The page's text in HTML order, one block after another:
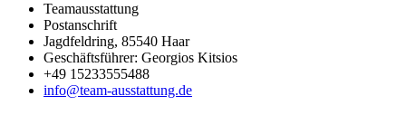
Teamausstattung
Postanschrift
Jagdfeldring, 85540 Haar
Geschäftsführer: Georgios Kitsios
+49 15233555488
info@team-ausstattung.de